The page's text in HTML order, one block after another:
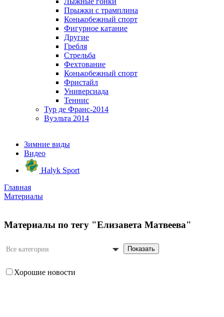
Прыжки с трамплина
Конькобежный спорт
Фигурное катание
Другие
Гребля
Стрельба
Фехтование
Конькобежный спорт
Фристайл
Универсиада
Теннис
Тур де Франс-2014
Вуэльта 2014
Зимние виды
Видео
Halyk Sport
Главная
Материалы
Материалы по тегу "Елизавета Матвеева"
Все категории Показать
Хорошие новости